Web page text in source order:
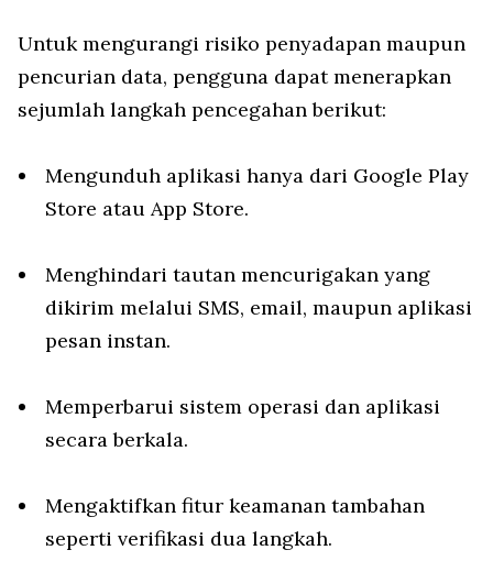
Untuk mengurangi risiko penyadapan maupun
pencurian data, pengguna dapat menerapkan
sejumlah langkah pencegahan berikut:
Mengunduh aplikasi hanya dari Google Play
Store atau App Store.
Menghindari tautan mencurigakan yang
dikirim melalui SMS, email, maupun aplikasi
pesan instan.
Memperbarui sistem operasi dan aplikasi
secara berkala.
Mengaktifkan fitur keamanan tambahan
seperti verifikasi dua langkah.